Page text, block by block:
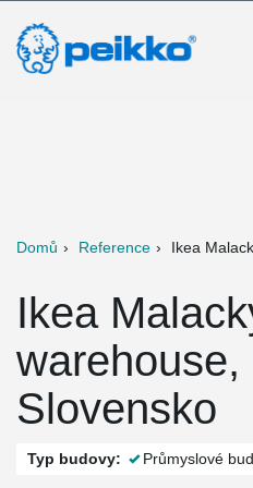
Domů Reference Ikea
Ikea
warehouse,
Slovensko
Typ budovy: Průmyslové